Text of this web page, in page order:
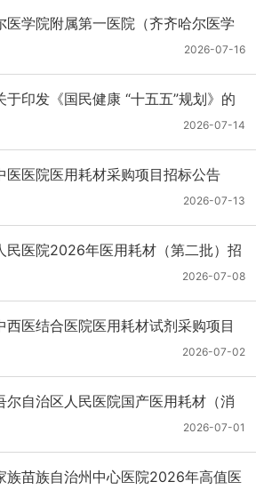
医学院附属第一医院（齐齐哈尔医学
床医学院）口腔科医用耗材招标公告
2026-07-16
于印发《国民健康 “十五五”规划》的
2026-07-14
医医院医用耗材采购项目招标公告
2026-07-13
民医院2026年医用耗材（第二批）招
2026-07-08
西医结合医院医用耗材试剂采购项目
普通耗材）公开招标公告
2026-07-02
尔自治区人民医院国产医用耗材（消
检测产品耗材）采购项目单一来源公
2026-07-01
族苗族自治州中心医院2026年高值医